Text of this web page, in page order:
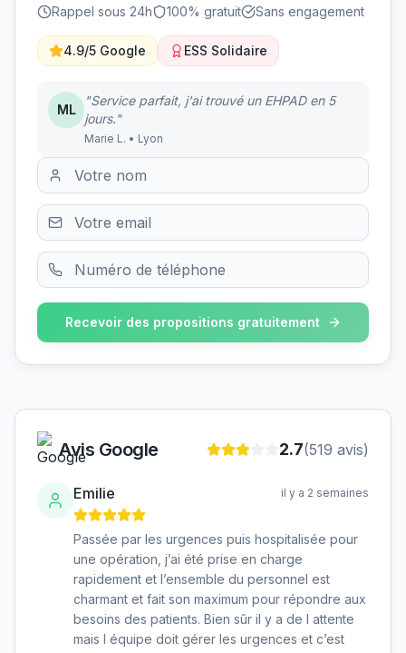
Rappel sous 24h 100% gratuit Sans engagement
4.9/5 Google ESS Solidaire
ML
"Service parfait, j'ai trouvé un EHPAD en 5
jours."
Marie L. • Lyon
Recevoir des propositions gratuitement
Avis Google 2.7(519 avis)
Emilie il y a 2 semaines
Passée par les urgences puis hospitalisée pour
une opération, j’ai été prise en charge
rapidement et l’ensemble du personnel est
charmant et fait son maximum pour répondre aux
besoins des patients. Bien sûr il y a de l attente
mais l équipe doit gérer les urgences et c’est